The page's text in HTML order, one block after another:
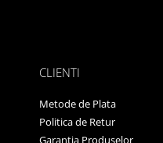
CLIENTI
Metode de Plata
Politica de Retur
Garantia Produselor